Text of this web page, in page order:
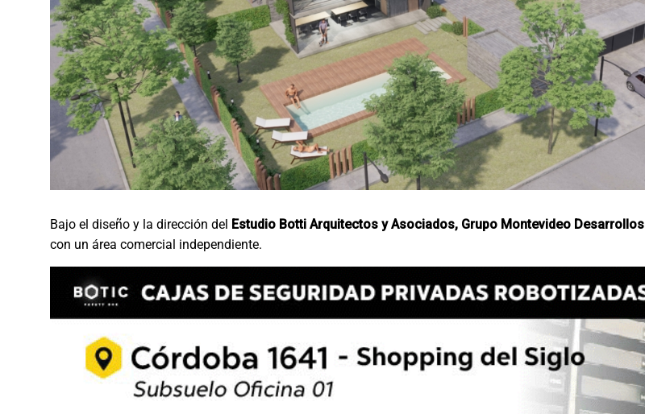
Bajo el diseño y la dirección del Estudio Botti Arquitectos y Asociados, Grupo Montevideo Desarrollos
con un área comercial independiente.